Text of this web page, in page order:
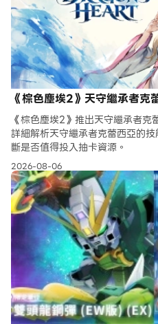
《棕色塵埃2》天守繼承者克
取建議
《棕色塵埃2》推出天守繼承者
詳細解析天守繼承者克蕾西亞的
斷是否值得投入抽卡資源。
2026-08-06